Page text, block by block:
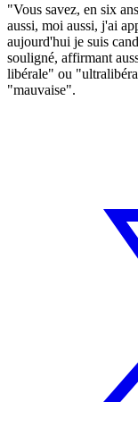
"Vous savez, en six
aussi, moi aussi, j'ai
aujourd'hui je suis
souligné, affirmant
libérale" ou
"mauvaise".